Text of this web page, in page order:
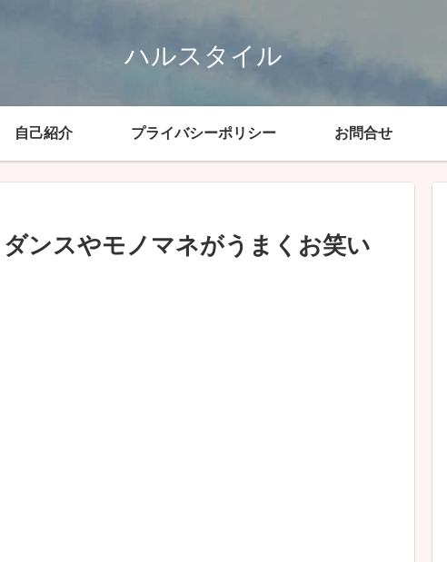
ハルスタイル
自己紹介 プライバシーポリシー お問合せ
ンスやモノマネがうまくお笑い